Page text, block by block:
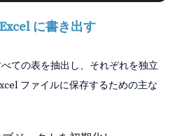
に書き出す
ての表を抽出し、それぞれを独立
ファイルに保存するための主な